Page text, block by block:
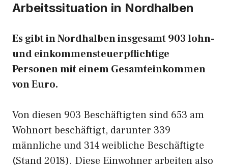
Arbeitssituation in Nordhalben
Es gibt in Nordhalben insgesamt 903 lohn-
und einkommensteuerpflichtige
Personen mit einem Gesamteinkommen
von Euro.
Von diesen 903 Beschäftigten sind 653 am
Wohnort beschäftigt, darunter 339
männliche und 314 weibliche Beschäftigte
(Stand 2018). Diese Einwohner arbeiten also